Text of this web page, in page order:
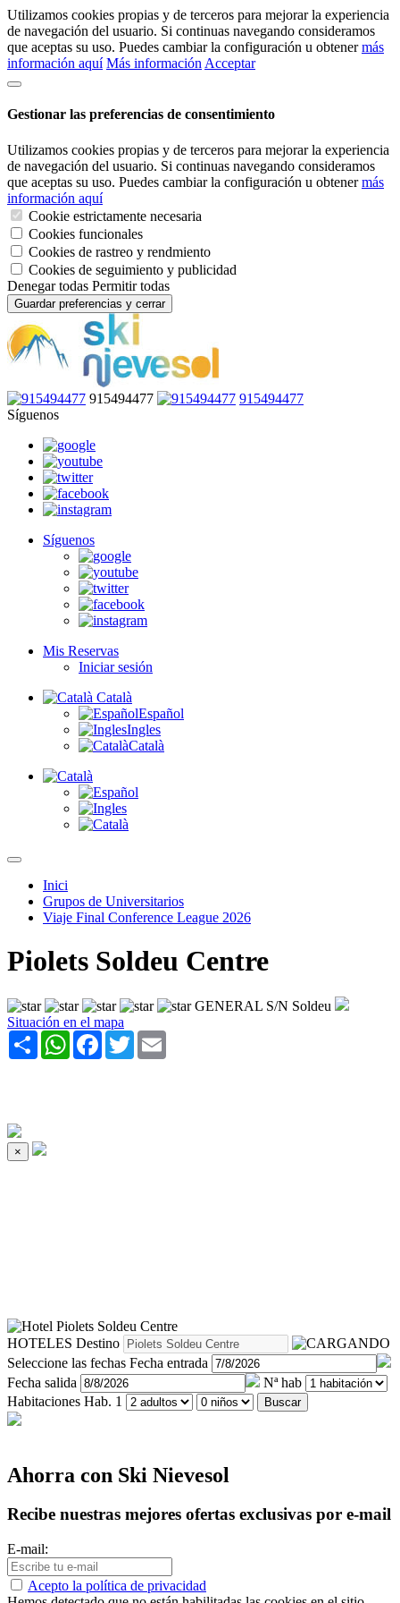
Utilizamos cookies propias y de terceros para mejorar la experiencia
de navegación del usuario. Si continuas navegando consideramos
que aceptas su uso. Puedes cambiar la configuración u obtenermás
información aquí Más información Acceptar
Gestionar las preferencias de consentimiento
Utilizamos cookies propias y de terceros para mejorar la experiencia
de navegación del usuario. Si continuas navegando consideramos
que aceptas su uso. Puedes cambiar la configuración u obtenermás
información aquí
Cookie estrictamente necesaria
Cookies funcionales
Cookies de rastreo y rendmiento
Cookies de seguimiento y publicidad
Denegar todas Permitir todas
Guardar preferencias y cerrar
915494477
915494477
Síguenos
Síguenos
Mis Reservas
Iniciar sesión
Català
Español
Ingles
Català
Inici
Grupos de Universitarios
Viaje Final Conference League 2026
Piolets Soldeu Centre
GENERAL S/N Soldeu
Situación en el mapa
Share WhatsAppFacebook
Twitter
×
HOTELES Destino
Seleccione las fechas Fecha entrada
Fecha salida
Nª hab
Habitaciones Hab. 1 Buscar
Ahorra con Ski Nievesol
Recibe nuestras mejores ofertas exclusivas por e-mail
E-mail:
Acepto la política de privacidad